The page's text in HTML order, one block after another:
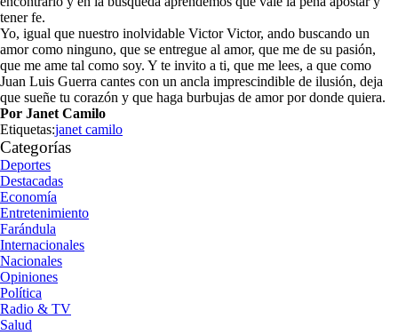
tener fe.
Yo, igual que nuestro inolvidable Victor Victor, ando buscando un
amor como ninguno, que se entregue al amor, que me de su pasión,
que me ame tal como soy. Y te invito a ti, que me lees, a que como
Juan Luis Guerra cantes con un ancla imprescindible de ilusión, deja
que sueñe tu corazón y que haga burbujas de amor por donde quiera.
Por Janet Camilo
Etiquetas:janet camilo
Categorías
Deportes
Destacadas
Economía
Entretenimiento
Farándula
Internacionales
Nacionales
Opiniones
Política
Radio & TV
Salud